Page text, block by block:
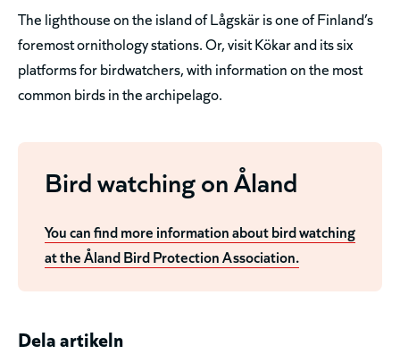
The lighthouse on the island of Lågskär is one of Finland’s
foremost ornithology stations. Or, visit Kökar and its six
platforms for birdwatchers, with information on the most
common birds in the archipelago.
Bird watching on Åland
You can find more information about bird watching
at the Åland Bird Protection Association.
Dela artikeln